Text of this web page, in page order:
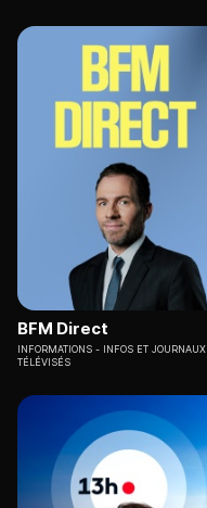
BFM Direct
INFORMATIONS
INFOS ET JOURNAUX
TÉLÉVISÉS